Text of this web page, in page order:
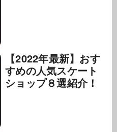
【2022年最新】おす
すめの人気スケート
ショップ８選紹介！